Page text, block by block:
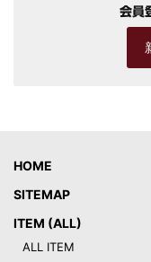
会員
HOME
SITEMAP
ITEM (ALL)
ALL ITEM